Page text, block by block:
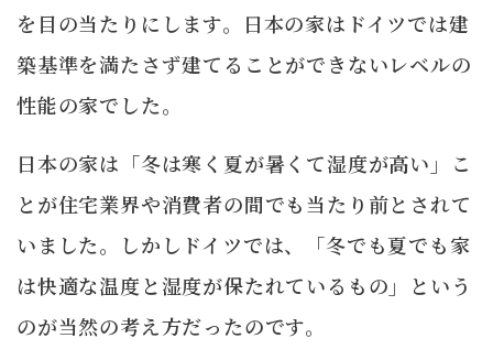
を目の当たりにします。日本の家はドイツでは建
築基準を満たさず建てることができないレベルの
性能の家でした。
日本の家は「冬は寒く夏が暑くて湿度が高い」こ
とが住宅業界や消費者の間でも当たり前とされて
いました。しかしドイツでは、「冬でも夏でも家
は快適な温度と湿度が保たれているもの」という
のが当然の考え方だったのです。